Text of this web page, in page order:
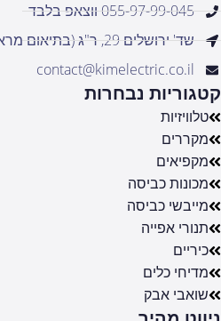
055-97-99-045 ווצאפ בלבד
שד' ירושלים 29, ר"ג (בתיאום מראש) ישראל
contact@kimelectric.co.il
קטגוריות נבחרות
טלוויזיות
מקררים
מקפיאים
מכונות כביסה
מייבשי כביסה
תנורי אפייה
כיריים
מדיחי כלים
שואבי אבק